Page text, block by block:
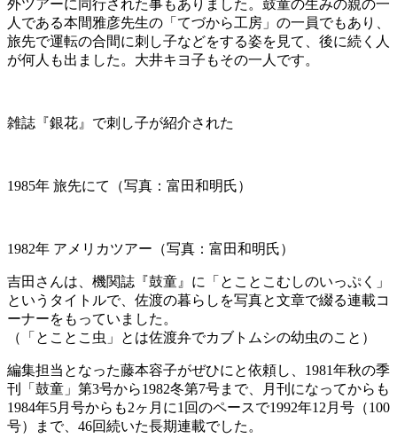
外ツアーに同行された事もありました。鼓童の生みの親の一
人である本間雅彦先生の「てづから工房」の一員でもあり、
旅先で運転の合間に刺し子などをする姿を見て、後に続く人
が何人も出ました。大井キヨ子もその一人です。
雑誌『銀花』で刺し子が紹介された
1985年 旅先にて（写真：富田和明氏）
1982年 アメリカツアー（写真：富田和明氏）
吉田さんは、機関誌『鼓童』に「とことこむしのいっぷく」
というタイトルで、佐渡の暮らしを写真と文章で綴る連載コ
ーナーをもっていました。
（「とことこ虫」とは佐渡弁でカブトムシの幼虫のこと）
編集担当となった藤本容子がぜひにと依頼し、1981年秋の季
刊「鼓童」第3号から1982冬第7号まで、月刊になってからも
1984年5月号からも2ヶ月に1回のペースで1992年12月号（100
号）まで、46回続いた長期連載でした。